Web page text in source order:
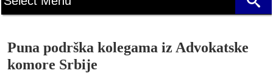
Puna podrška kolegama iz Advokatske
komore Srbije